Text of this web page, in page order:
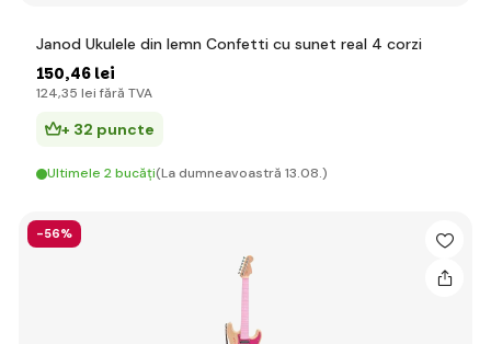
Janod Ukulele din lemn Confetti cu sunet real 4 corzi
150,46 lei
124,35 lei fără TVA
+ 32 puncte
Ultimele 2 bucăți(La dumneavoastră 13.08.)
-56%